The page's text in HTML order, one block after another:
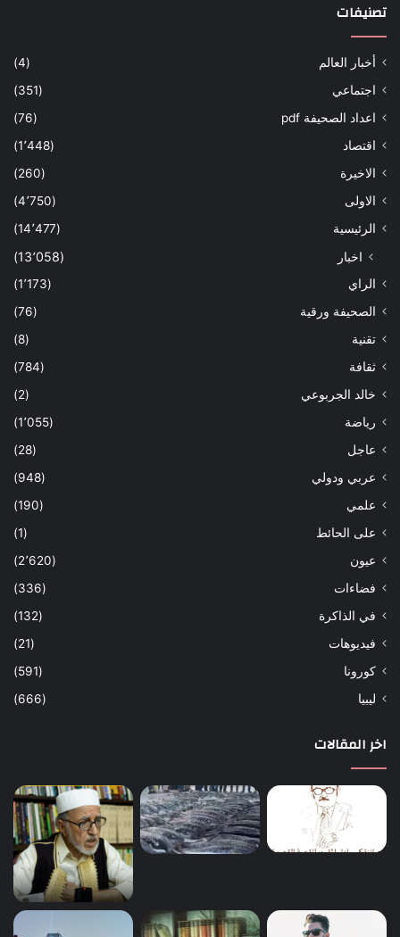
تصنيفات
أخبار العالم
(4)
اجتماعي
(351)
اعداد الصحيفة pdf
(76)
اقتصاد
(1٬448)
الاخيرة
(260)
الاولى
(4٬750)
الرئيسية
(14٬477)
اخبار (13٬058)
الراي
(1٬173)
الصحيفة ورقية
(76)
تقنية
(8)
ثقافة
(784)
خالد الجربوعي
(2)
رياضة
(1٬055)
عاجل
(28)
عربي ودولي
(948)
علمي
(190)
على الحائط
(1)
عيون
(2٬620)
فضاءات
(336)
في الذاكرة
(132)
فيديوهات
(21)
كورونا
(591)
ليبيا
(666)
اخر المقالات